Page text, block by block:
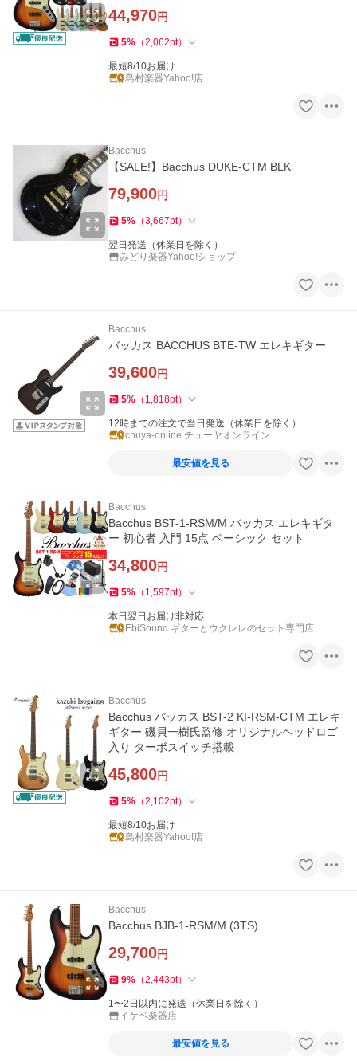
44,970円
5% （2,062pt）
最短8/10お届け
島村楽器Yahoo!店
Bacchus
【SALE!】Bacchus DUKE-CTM BLK
79,900円
5% （3,667pt）
翌日発送（休業日を除く）
みどり楽器Yahoo!ショップ
Bacchus
バッカス BACCHUS BTE-TW エレキギター
39,600円
5% （ 1,818pt）
12時までの注文で当日発送（休業日を除く）
chuya-online チューヤオンライン
最安値を見る
Bacchus
Bacchus BST-1-RSM/M バッカス エレキギタ
ー 初心者 入門 15点 ベーシック セット
34,800円
5% （ 1,597pt）
本日翌日お届け非対応
EbiSound ギターとウクレレのセット専門店
Bacchus
Bacchus バッカス BST-2 KI-RSM-CTM エレキ
ギター 磯貝一樹氏監修 オリジナルヘッドロゴ
入り ターボスイッチ搭載
45,800円
5% （2,102pt）
最短8/10お届け
島村楽器Yahoo!店
Bacchus
Bacchus BJB-1-RSM/M (3TS)
29,700円
9% （2,443pt）
1〜2日以内に発送（休業日を除く）
イケベ楽器店
最安値を見る